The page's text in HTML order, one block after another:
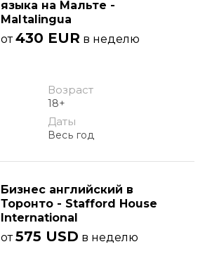
языка на Мальте -
Maltalingua
от430 EUR в неделю
Возраст
18+
Даты
Весь год
Бизнес английский в
Торонто - Stafford House
International
от575 USD в неделю